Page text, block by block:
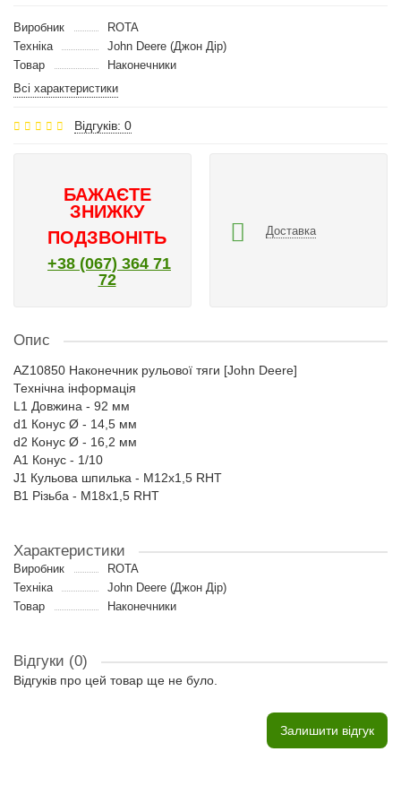
Виробник
ROTA
Техніка
John Deere (Джон Дір)
Товар
Наконечники
Всі характеристики
Відгуків: 0
БАЖАЄТЕ
ЗНИЖКУ
ПОДЗВОНІТЬ
+38 (067) 364 71
72
Доставка
Опис
AZ10850 Наконечник рульової тяги [John Deere]
Технічна інформація
L1 Довжина - 92 мм
d1 Конус Ø - 14,5 мм
d2 Конус Ø - 16,2 мм
A1 Конус - 1/10
J1 Кульова шпилька - M12x1,5 RHT
B1 Різьба - M18x1,5 RHT
Характеристики
Виробник
ROTA
Техніка
John Deere (Джон Дір)
Товар
Наконечники
Відгуки (0)
Відгуків про цей товар ще не було.
Залишити відгук